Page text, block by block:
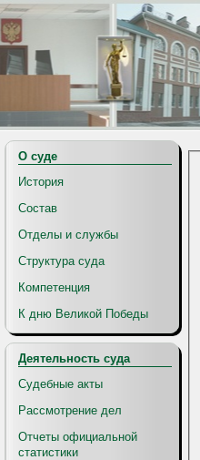
О суде
История
Состав
Отделы и службы
Структура суда
Компетенция
К дню Великой Победы
Деятельность суда
Судебные акты
Рассмотрение дел
Отчеты официальной
статистики